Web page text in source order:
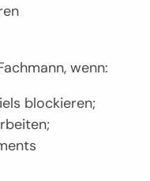
wenn:
blockieren;